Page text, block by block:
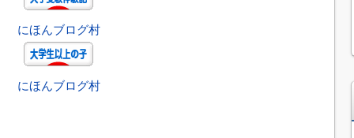
にほんブログ村
にほんブログ村